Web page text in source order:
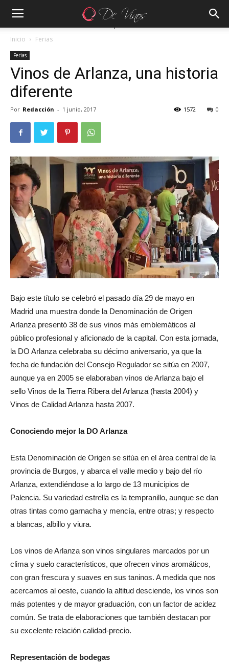
Inicio Ferias
Ferias
Vinos de Arlanza, una historia
diferente
Por Redacción - 1 junio, 2017 0
1572
Bajo este título se celebró el pasado día 29 de mayo en
Madrid una muestra donde la Denominación de Origen
Arlanza presentó 38 de sus vinos más emblemáticos al
público profesional y aficionado de la capital. Con esta jornada,
la DO Arlanza celebraba su décimo aniversario, ya que la
fecha de fundación del Consejo Regulador se sitúa en 2007,
aunque ya en 2005 se elaboraban vinos de Arlanza bajo el
sello Vinos de la Tierra Ribera del Arlanza (hasta 2004) y
Vinos de Calidad Arlanza hasta 2007.
Conociendo mejor la DO Arlanza
Esta Denominación de Origen se sitúa en el área central de la
provincia de Burgos, y abarca el valle medio y bajo del río
Arlanza, extendiéndose a lo largo de 13 municipios de
Palencia. Su variedad estrella es la tempranillo, aunque se dan
otras tintas como garnacha y mencía, entre otras; y respecto
a blancas, albillo y viura.
Los vinos de Arlanza son vinos singulares marcados por un
clima y suelo característicos, que ofrecen vinos aromáticos,
con gran frescura y suaves en sus taninos. A medida que nos
acercamos al oeste, cuando la altitud desciende, los vinos son
más potentes y de mayor graduación, con un factor de acidez
común. Se trata de elaboraciones que también destacan por
su excelente relación calidad-precio.
Representación de bodegas